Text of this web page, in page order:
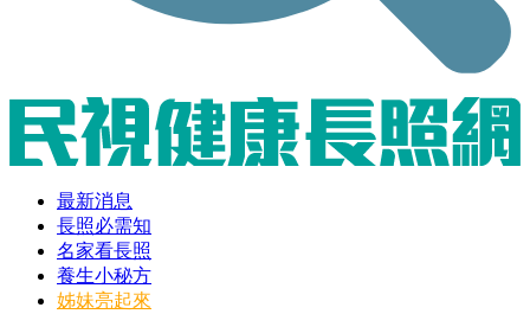
最新消息
長照必需知
名家看長照
養生小秘方
姊妹亮起來